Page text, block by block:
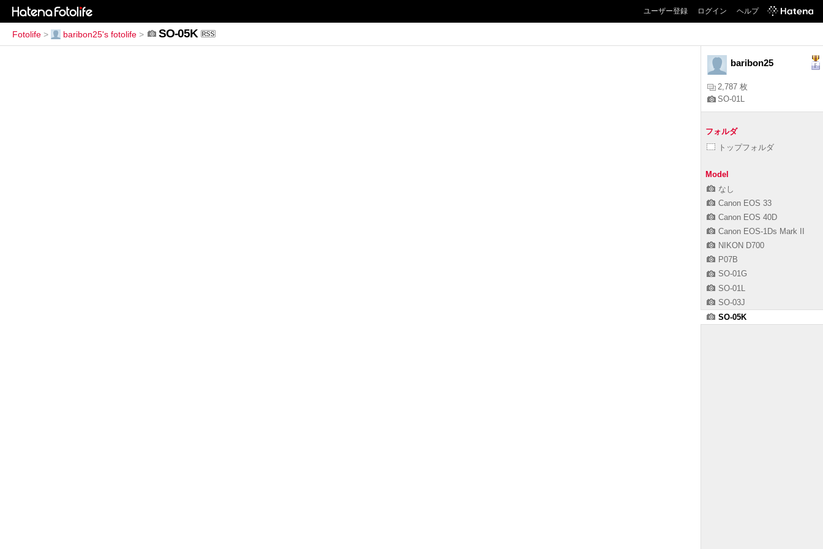
ユーザー登録 ログイン ヘルプ
Fotolife > baribon25's fotolife > SO-05K
baribon25
2,787 枚
SO-01L
フォルダ
トップフォルダ
Model
なし
Canon EOS 33
Canon EOS 40D
Canon EOS-1Ds Mark II
NIKON D700
P07B
SO-01G
SO-01L
SO-03J
SO-05K